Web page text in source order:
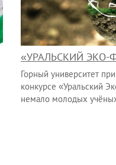
«УРАЛЬСКИЙ ЭКО-
Горный университет
конкурсе «Уральский
немало молодых